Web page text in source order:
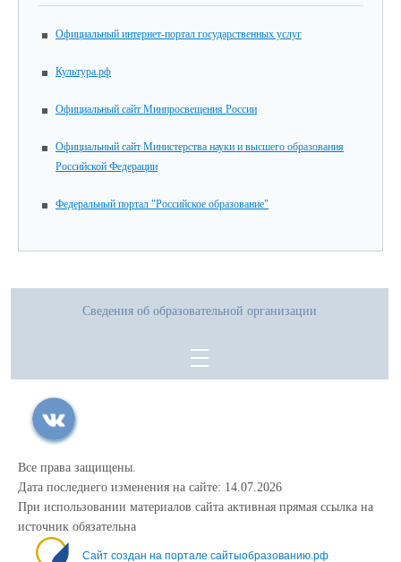
Официальный интернет-портал государственных услуг
Культура.рф
Официальный сайт Минпросвещения России
Официальный сайт Министерства науки и высшего образования
Российской Федерации
Федеральный портал "Российское образование"
Сведения об образовательной организации
Все права защищены.
Дата последнего изменения на сайте: 14.07.2026
При использовании материалов сайта активная прямая ссылка на
источник обязательна
Сайт создан на портале сайтыобразованию.рф